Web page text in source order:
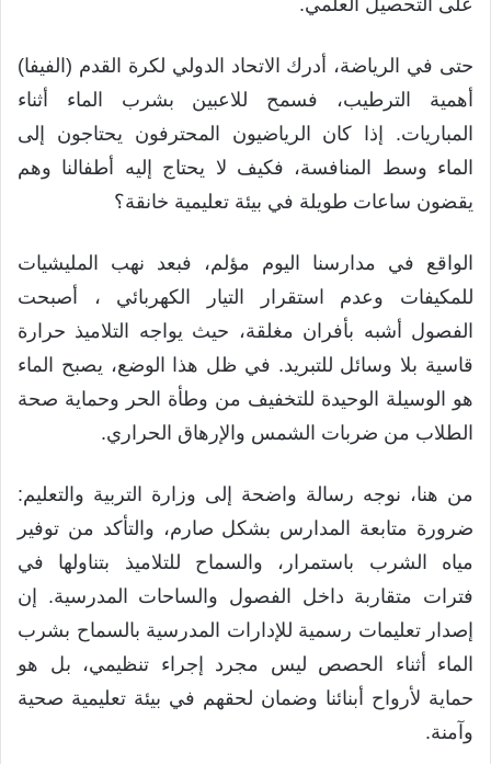
على التحصيل العلمي.
حتى في الرياضة، أدرك الاتحاد الدولي لكرة القدم (الفيفا)
أهمية الترطيب، فسمح للاعبين بشرب الماء أثناء
المباريات. إذا كان الرياضيون المحترفون يحتاجون إلى
الماء وسط المنافسة، فكيف لا يحتاج إليه أطفالنا وهم
يقضون ساعات طويلة في بيئة تعليمية خانقة؟
الواقع في مدارسنا اليوم مؤلم، فبعد نهب المليشيات
للمكيفات وعدم استقرار التيار الكهربائي ، أصبحت
الفصول أشبه بأفران مغلقة، حيث يواجه التلاميذ حرارة
قاسية بلا وسائل للتبريد. في ظل هذا الوضع، يصبح الماء
هو الوسيلة الوحيدة للتخفيف من وطأة الحر وحماية صحة
الطلاب من ضربات الشمس والإرهاق الحراري.
من هنا، نوجه رسالة واضحة إلى وزارة التربية والتعليم:
ضرورة متابعة المدارس بشكل صارم، والتأكد من توفير
مياه الشرب باستمرار، والسماح للتلاميذ بتناولها في
فترات متقاربة داخل الفصول والساحات المدرسية. إن
إصدار تعليمات رسمية للإدارات المدرسية بالسماح بشرب
الماء أثناء الحصص ليس مجرد إجراء تنظيمي، بل هو
حماية لأرواح أبنائنا وضمان لحقهم في بيئة تعليمية صحية
وآمنة.